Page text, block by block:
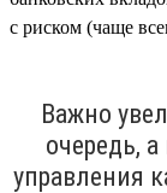
с риском (чаще
Важно
очередь,
управления